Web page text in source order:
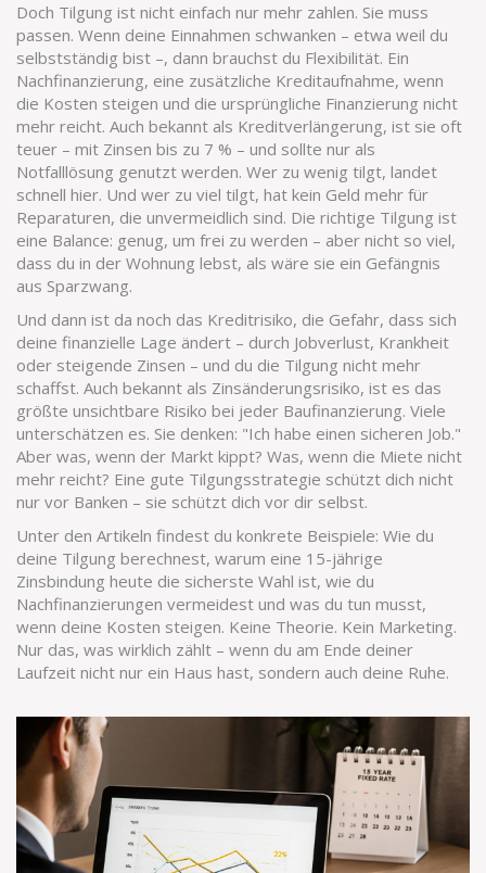
Doch Tilgung ist nicht einfach nur mehr zahlen. Sie muss
passen. Wenn deine Einnahmen schwanken – etwa weil du
selbstständig bist –, dann brauchst du Flexibilität. Ein
Nachfinanzierung, eine zusätzliche Kreditaufnahme, wenn
die Kosten steigen und die ursprüngliche Finanzierung nicht
mehr reicht. Auch bekannt als Kreditverlängerung, ist sie oft
teuer – mit Zinsen bis zu 7 % – und sollte nur als
Notfalllösung genutzt werden. Wer zu wenig tilgt, landet
schnell hier. Und wer zu viel tilgt, hat kein Geld mehr für
Reparaturen, die unvermeidlich sind. Die richtige Tilgung ist
eine Balance: genug, um frei zu werden – aber nicht so viel,
dass du in der Wohnung lebst, als wäre sie ein Gefängnis
aus Sparzwang.
Und dann ist da noch das Kreditrisiko, die Gefahr, dass sich
deine finanzielle Lage ändert – durch Jobverlust, Krankheit
oder steigende Zinsen – und du die Tilgung nicht mehr
schaffst. Auch bekannt als Zinsänderungsrisiko, ist es das
größte unsichtbare Risiko bei jeder Baufinanzierung. Viele
unterschätzen es. Sie denken: "Ich habe einen sicheren Job."
Aber was, wenn der Markt kippt? Was, wenn die Miete nicht
mehr reicht? Eine gute Tilgungsstrategie schützt dich nicht
nur vor Banken – sie schützt dich vor dir selbst.
Unter den Artikeln findest du konkrete Beispiele: Wie du
deine Tilgung berechnest, warum eine 15-jährige
Zinsbindung heute die sicherste Wahl ist, wie du
Nachfinanzierungen vermeidest und was du tun musst,
wenn deine Kosten steigen. Keine Theorie. Kein Marketing.
Nur das, was wirklich zählt – wenn du am Ende deiner
Laufzeit nicht nur ein Haus hast, sondern auch deine Ruhe.